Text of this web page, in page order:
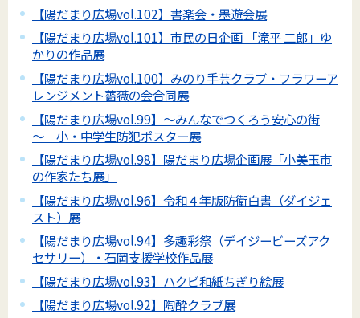
【陽だまり広場vol.102】書楽会・墨遊会展
【陽だまり広場vol.101】市民の日企画 「滝平 二郎」ゆ
かりの作品展
【陽だまり広場vol.100】みのり手芸クラブ・フラワーア
レンジメント薔薇の会合同展
【陽だまり広場vol.99】～みんなでつくろう安心の街
～ 小・中学生防犯ポスター展
【陽だまり広場vol.98】陽だまり広場企画展「小美玉市
の作家たち展」
【陽だまり広場vol.96】令和４年版防衛白書（ダイジェ
スト）展
【陽だまり広場vol.94】多趣彩祭（デイジービーズアク
セサリー）・石岡支援学校作品展
【陽だまり広場vol.93】ハクビ和紙ちぎり絵展
【陽だまり広場vol.92】陶酔クラブ展